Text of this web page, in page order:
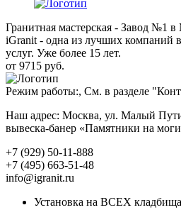
Гранитная мастерская - Завод №1 в
iGranit - одна из лучших компаний
услуг. Уже более 15 лет.
от 9715 руб.
Режим работы:, См. в разделе
Наш адрес: Москва, ул. Малый
вывеска-банер «Памятники на
+7 (929) 50-11-888
+7 (495) 663-51-48
info@igranit.ru
Установка на ВСЕХ